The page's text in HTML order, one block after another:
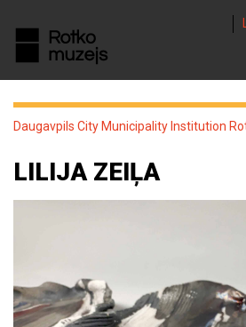
Daugavpils City Municipality Institution
LILIJA ZEIĻA